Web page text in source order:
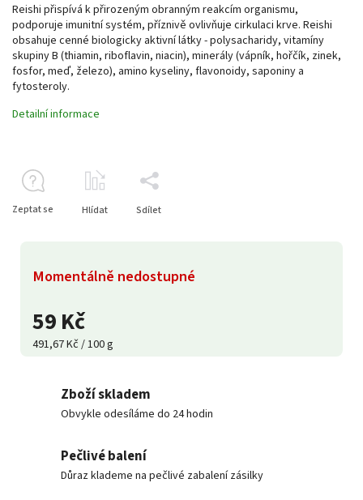
59 Kč
491,67 Kč / 100 g
Momentálně nedostupné
Reishi přispívá k přirozeným obranným reakcím organismu,
podporuje imunitní systém, příznivě ovlivňuje cirkulaci krve. Reishi
obsahuje cenné biologicky aktivní látky - polysacharidy, vitamíny
skupiny B (thiamin, riboflavin, niacin), minerály (vápník, hořčík, zinek,
fosfor, meď, železo), amino kyseliny, flavonoidy, saponiny a
fytosteroly.
Detailní informace
Zeptat se Hlídat Sdílet
Zboží skladem
Obvykle odesíláme do 24 hodin
Pečlivé balení
Důraz klademe na pečlivé zabalení zásilky